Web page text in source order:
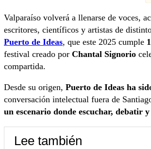
Valparaíso volverá a llenarse de voces,
escritores, científicos y artistas de
Puerto de Ideas, que este 2025 cumple
festival creado por Chantal Signorio
compartida.
Desde su origen, Puerto de Ideas ha
conversación intelectual fuera de
un escenario donde escuchar, debatir
Lee también